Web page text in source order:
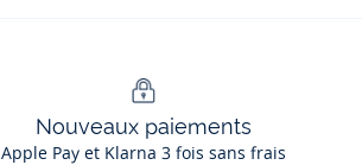
Nouveaux paiements
Apple Pay et Klarna 3 fois sans frais